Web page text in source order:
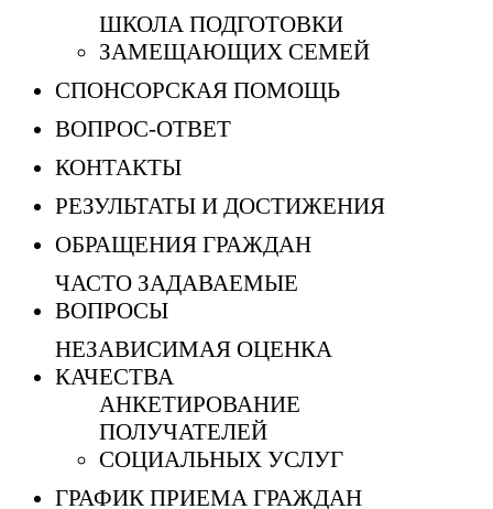
ШКОЛА ПОДГОТОВКИ
ЗАМЕЩАЮЩИХ СЕМЕЙ
СПОНСОРСКАЯ ПОМОЩЬ
ВОПРОС-ОТВЕТ
КОНТАКТЫ
РЕЗУЛЬТАТЫ И ДОСТИЖЕНИЯ
ОБРАЩЕНИЯ ГРАЖДАН
ЧАСТО ЗАДАВАЕМЫЕ
ВОПРОСЫ
НЕЗАВИСИМАЯ ОЦЕНКА
КАЧЕСТВА
АНКЕТИРОВАНИЕ
ПОЛУЧАТЕЛЕЙ
СОЦИАЛЬНЫХ УСЛУГ
ГРАФИК ПРИЕМА ГРАЖДАН